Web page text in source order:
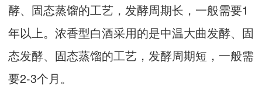
酵、固态蒸馏的工艺，发酵周期长，一般需要1
年以上。浓香型白酒采用的是中温大曲发酵、固
态发酵、固态蒸馏的工艺，发酵周期短，一般需
要2-3个月。